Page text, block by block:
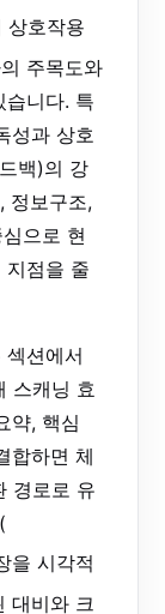
상호작용
주목도와
습니다. 특
성과 상호
백)의 강
정보구조,
으로 현
지점을 줄
션에서
스캐닝 효
약, 핵심
합하면 체
경로로 유
을 시각적
대비와 크